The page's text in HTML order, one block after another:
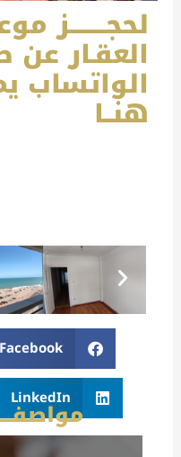
لحجــــــــز
العقـار
الواتساب
هنــا
Facebook
LinkedIn